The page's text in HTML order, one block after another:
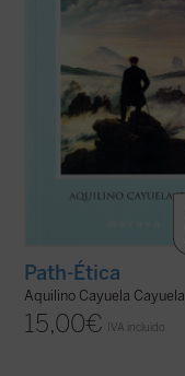
humillados y ofendidos
Path-Ética
Aquilino Cayuela Cayuela
15,00€ IVA incluido